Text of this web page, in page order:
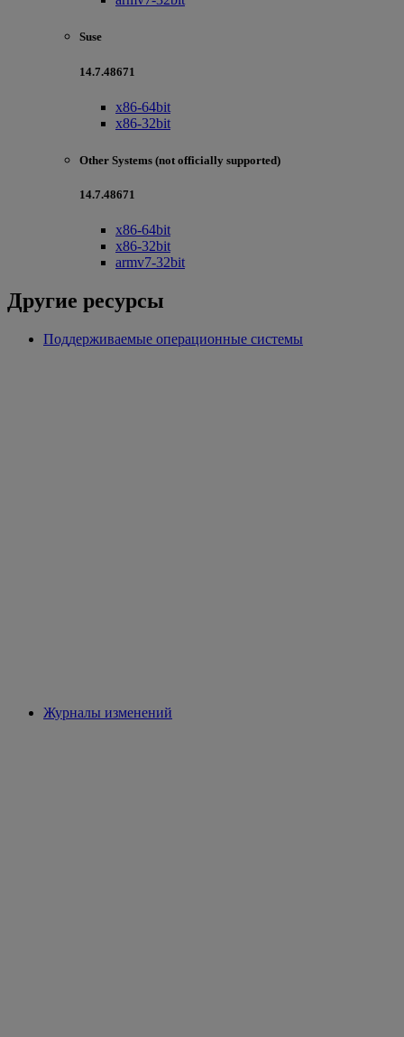
Suse
14.7.48671
x86-64bit
x86-32bit
Other Systems (not officially supported)
14.7.48671
x86-64bit
x86-32bit
armv7-32bit
Другие ресурсы
Поддерживаемые операционные системы
Журналы изменений